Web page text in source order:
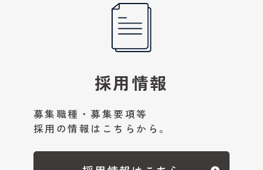
採用情報
募集職種・募集要項等
採用の情報はこちらから。